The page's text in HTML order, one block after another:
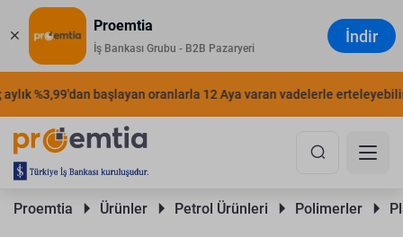
Proemtia
İş Bankası Grubu - B2B Pazaryeri
İndir
%3,99'dan başlayan oranlarla 12 Aya varan vadelerle
Proemtia Ürünler Petrol Ürünleri Polimerler